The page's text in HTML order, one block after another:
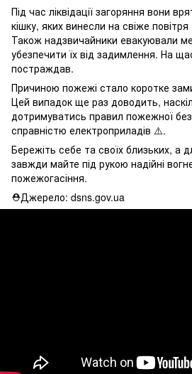
Під час ліквідації загоряння вони
кішку, яких винесли на свіже
Також надзвичайники евакуювали
убезпечити їх від задимлення. На
постраждав.
Причиною пожежі стало коротке
Цей випадок ще раз доводить,
дотримуватись правил пожежної
справністю електроприладів ⚠️.
Бережіть себе та своїх близьких, а
завжди майте під рукою надійні
пожежогасіння.
⛑Джерело: dsns.gov.ua